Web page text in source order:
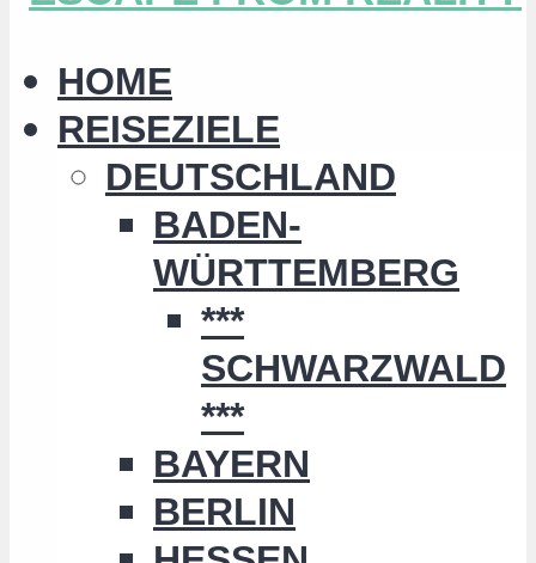
HOME
REISEZIELE
DEUTSCHLAND
BADEN-
WÜRTTEMBERG
***
SCHWARZWALD
***
BAYERN
BERLIN